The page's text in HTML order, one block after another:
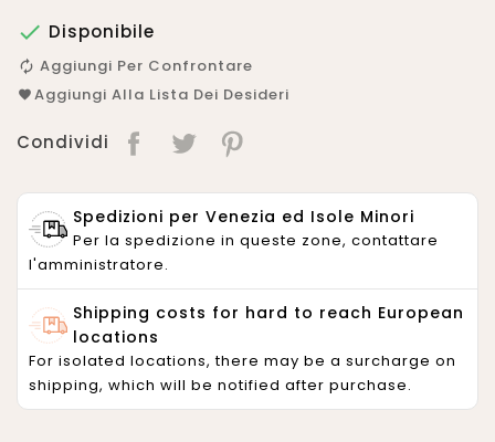
 Disponibile
Aggiungi Per Confrontare
Aggiungi Alla Lista Dei Desideri
Condividi
Spedizioni per Venezia ed Isole Minori
Per la spedizione in queste zone, contattare
l'amministratore.
Shipping costs for hard to reach European
locations
For isolated locations, there may be a surcharge on
shipping, which will be notified after purchase.